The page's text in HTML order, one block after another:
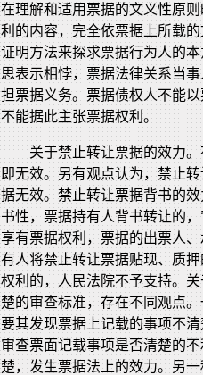
在理解和适用票据的文义性原
利的内容，完全依票据上所载
证明方法来探求票据行为人的
思表示相悖，票据法律关系当
担票据义务。票据债权人不能
不能据此主张票据权利。
关于禁止转让票据的效力
即无效。另有观点认为，禁止
据无效。禁止转让票据背书的
书性，票据持有人背书转让的
享有票据权利，票据的出票人
有人将禁止转让票据贴现、质
权利的，人民法院不予支持。
楚的审查标准，存在不同观点
要其发现票据上记载的事项不
审查票面记载事项是否清楚的
楚，发生票据法上的效力。另